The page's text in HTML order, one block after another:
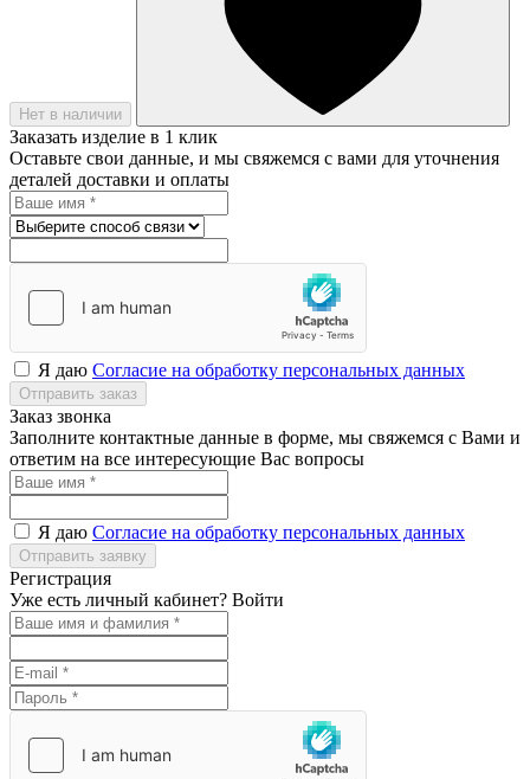
Нет в наличии
Заказать изделие в 1 клик
Оставьте свои данные, и мы свяжемся с вами для уточнения
деталей доставки и оплаты
Я даю Согласие на обработку персональных данных
Отправить заказ
Заказ звонка
Заполните контактные данные в форме, мы свяжемся с Вами и
ответим на все интересующие Вас вопросы
Я даю Согласие на обработку персональных данных
Отправить заявку
Регистрация
Уже есть личный кабинет? Войти